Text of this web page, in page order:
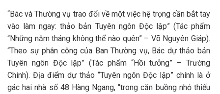
“Bác và Thường vụ trao đổi về một việc hệ trọng cần bắt tay
vào làm ngay: thảo bản Tuyên ngôn Độc lập” (Tác phẩm
“Những năm tháng không thể nào quên” – Võ Nguyên Giáp).
“Theo sự phân công của Ban Thường vụ, Bác dự thảo bản
Tuyên ngôn Độc lập” (Tác phẩm “Hồi tưởng” – Trường
Chinh). Địa điểm dự thảo “Tuyên ngôn Độc lập” chính là ở
gác hai nhà số 48 Hàng Ngang, “trong căn buồng nhỏ thiếu